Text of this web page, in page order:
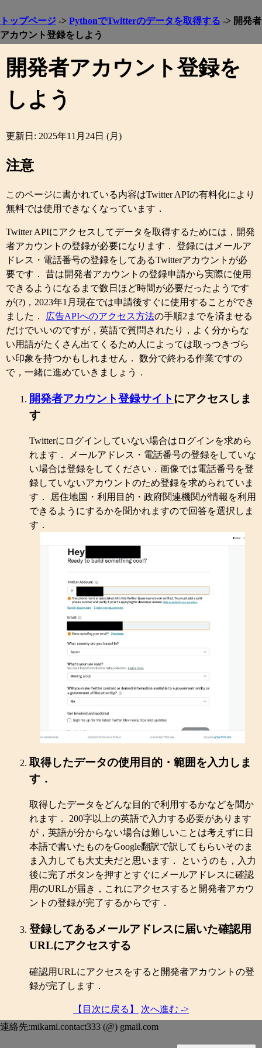
トップページ -> PythonでTwitterのデータを取得する -> 開発者
アカウント登録をしよう
開発者アカウント登録を
しよう
更新日: 2025年11月24日 (月)
注意
このページに書かれている内容はTwitter APIの有料化により
無料では使用できなくなっています．
Twitter APIにアクセスしてデータを取得するためには，開発
者アカウントの登録が必要になります． 登録にはメールア
ドレス・電話番号の登録をしてあるTwitterアカウントが必
要です． 昔は開発者アカウントの登録申請から実際に使用
できるようになるまで数日ほど時間が必要だったようです
が(?)，2023年1月現在では申請後すぐに使用することができ
ました．
広告APIへのアクセス方法の手順2までを済ませる
だけでいいのですが，英語で質問されたり，よく分からな
い用語がたくさん出てくるため人によっては取っつきづら
い印象を持つかもしれません． 数分で終わる作業ですの
で，一緒に進めていきましょう．
開発者アカウント登録サイトにアクセスしま
す
Twitterにログインしていない場合はログインを求めら
れます． メールアドレス・電話番号の登録をしていな
い場合は登録をしてください．画像では電話番号を登
録していないアカウントのため登録を求められていま
す． 居住地国・利用目的・政府関連機関が情報を利用
できるようにするかを聞かれますので回答を選択しま
す．
取得したデータの使用目的・範囲を入力しま
す．
取得したデータをどんな目的で利用するかなどを聞か
れます． 200字以上の英語で入力する必要があります
が，英語が分からない場合は難しいことは考えずに日
本語で書いたものをGoogle翻訳で訳してもらいそのま
ま入力しても大丈夫だと思います． というのも，入力
後に完了ボタンを押すとすぐにメールアドレスに確認
用のURLが届き，これにアクセスすると開発者アカウ
ントの登録が完了するからです．
登録してあるメールアドレスに届いた確認用
URLにアクセスする
確認用URLにアクセスをすると開発者アカウントの登
録が完了します．
【目次に戻る】
次へ進む ->
連絡先:mikami.contact333 (@) gmail.com